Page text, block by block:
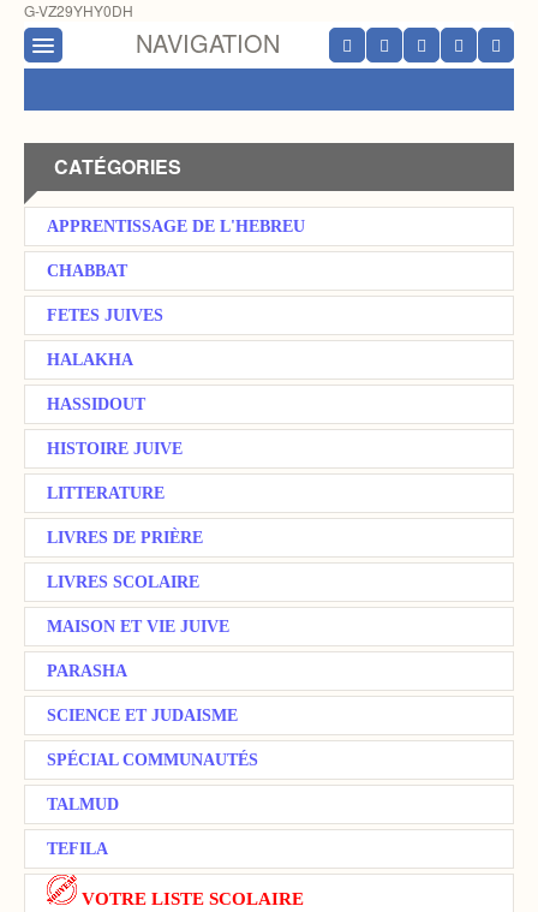
G-VZ29YHY0DH
NAVIGATION
CATÉGORIES
APPRENTISSAGE DE L'HEBREU
CHABBAT
FETES JUIVES
HALAKHA
HASSIDOUT
HISTOIRE JUIVE
LITTERATURE
LIVRES DE PRIÈRE
LIVRES SCOLAIRE
MAISON ET VIE JUIVE
PARASHA
SCIENCE ET JUDAISME
SPÉCIAL COMMUNAUTÉS
TALMUD
TEFILA
VOTRE LISTE SCOLAIRE